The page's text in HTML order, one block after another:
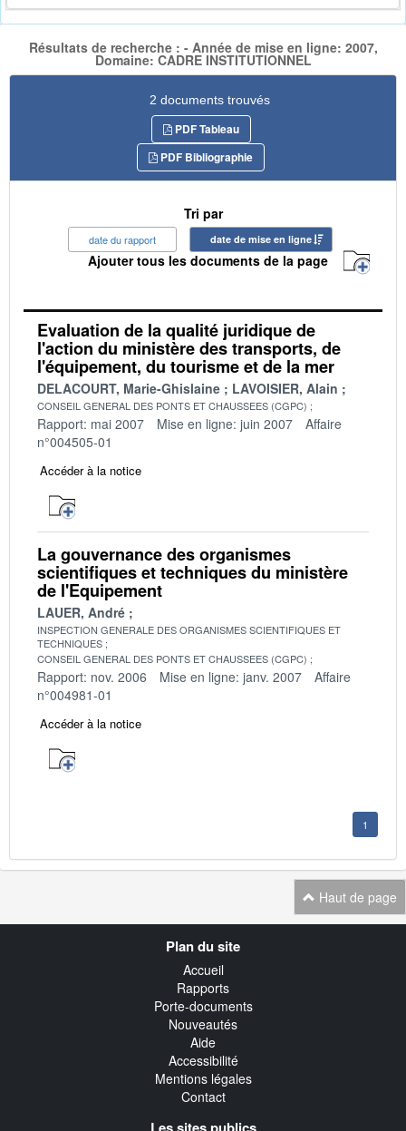
Résultats de recherche : - Année de mise en ligne: 2007,
Domaine: CADRE INSTITUTIONNEL
2 documents trouvés
PDF Tableau
PDF Bibliographie
Tri par
date du rapport date de mise en ligne
Ajouter tous les documents de la page
Evaluation de la qualité juridique de
l'action du ministère des transports, de
l'équipement, du tourisme et de la mer
DELACOURT, Marie-Ghislaine LAVOISIER, Alain
CONSEIL GENERAL DES PONTS ET CHAUSSEES (CGPC)
Rapport: mai 2007 Mise en ligne: juin 2007
Affaire
n°004505-01
Accéder à la notice
La gouvernance des organismes
scientifiques et techniques du ministère
de l'Equipement
LAUER, André
INSPECTION GENERALE DES ORGANISMES SCIENTIFIQUES ET
TECHNIQUES
CONSEIL GENERAL DES PONTS ET CHAUSSEES (CGPC)
Rapport: nov. 2006 Mise en ligne: janv. 2007
Affaire
n°004981-01
Accéder à la notice
1
Haut de page
Plan du site
Accueil
Rapports
Porte-documents
Nouveautés
Aide
Accessibilité
Mentions légales
Contact